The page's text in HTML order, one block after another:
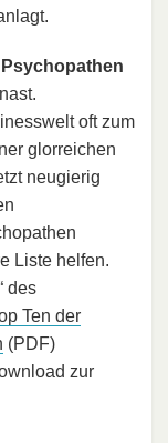
oft zum
glorreichen
neugierig
Liste helfen.
des
Ten der
(PDF)
zur